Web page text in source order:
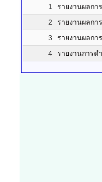
1
รายงานผลก
2
รายงานผลก
3
รายงานผลก
4
รายงานการด